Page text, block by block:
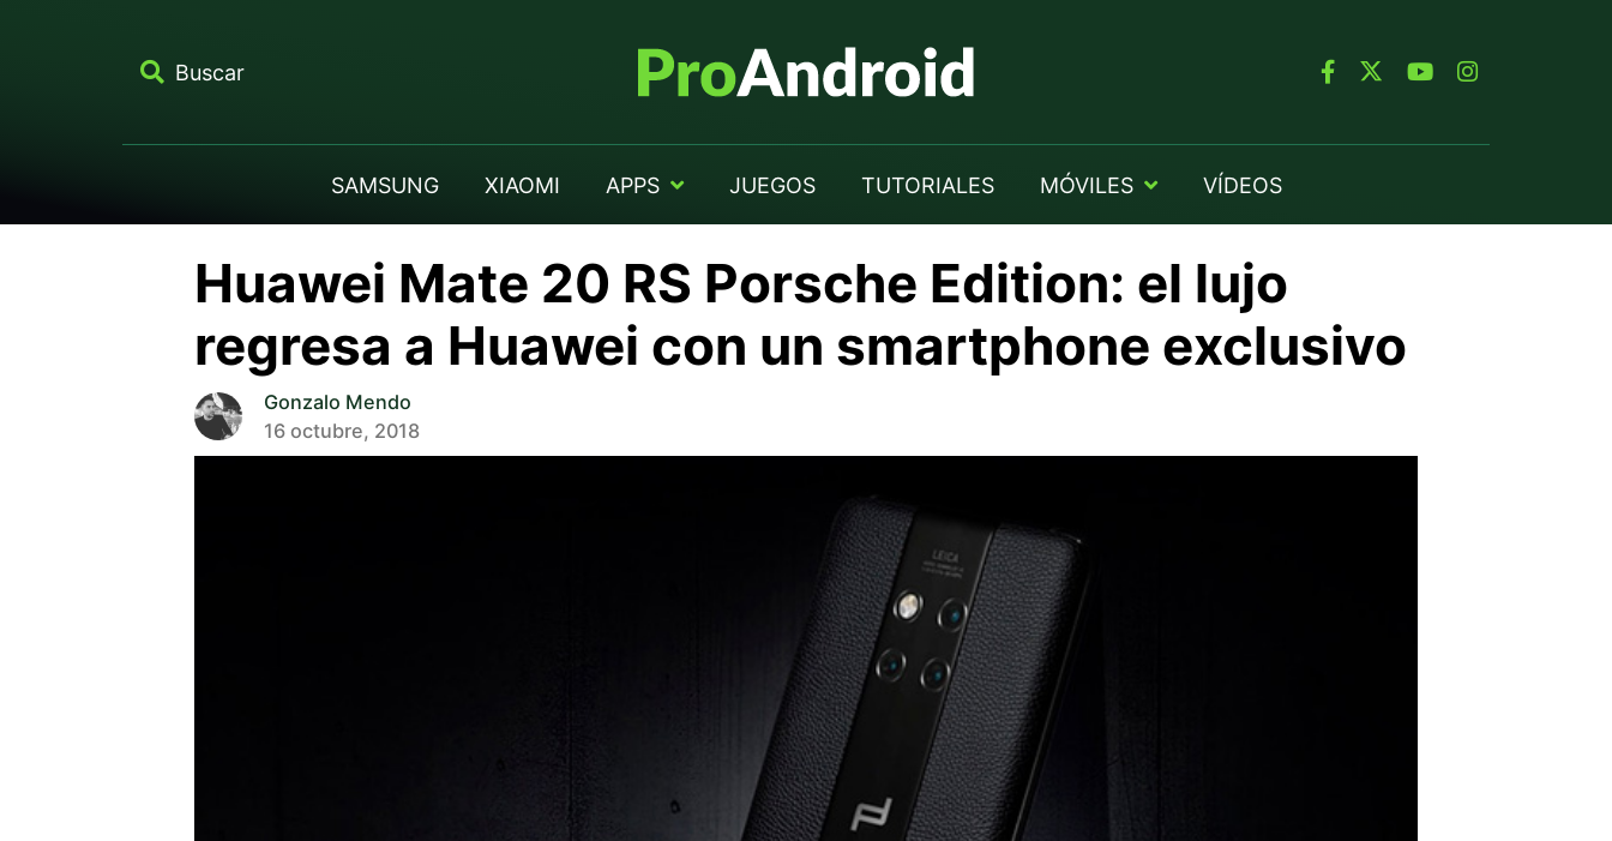
Buscar
SAMSUNG XIAOMI APPS JUEGOS TUTORIALES MÓVILES VÍDEOS
Huawei Mate 20 RS Porsche Edition: el lujo
regresa a Huawei con un smartphone exclusivo
Gonzalo Mendo
16 octubre, 2018